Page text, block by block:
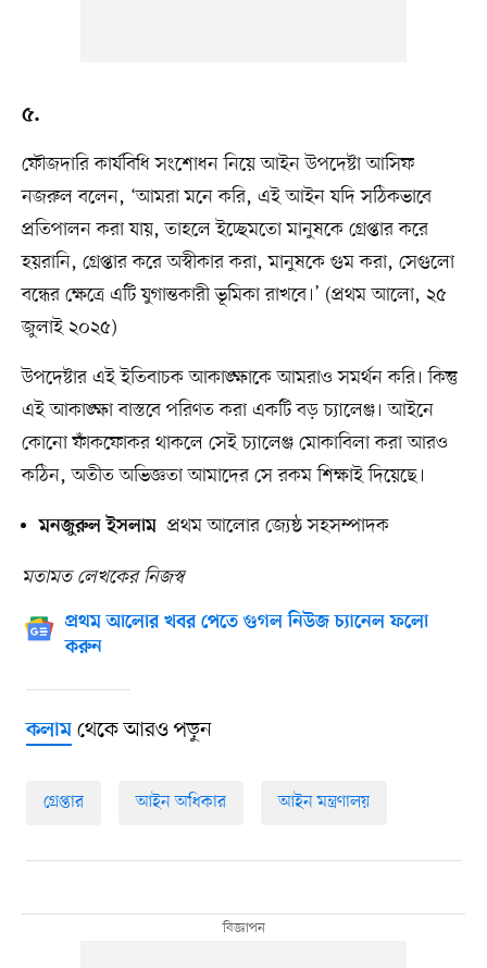
৫.
ফৌজদারি কার্যবিধি সংশোধন নিয়ে আইন উপদেষ্টা আসিফ
নজরুল বলেন, ‘আমরা মনে করি, এই আইন যদি সঠিকভাবে
প্রতিপালন করা যায়, তাহলে ইচ্ছেমতো মানুষকে গ্রেপ্তার করে
হয়রানি, গ্রেপ্তার করে অস্বীকার করা, মানুষকে গুম করা, সেগুলো
বন্ধের ক্ষেত্রে এটি যুগান্তকারী ভূমিকা রাখবে।’ (প্রথম আলো, ২৫
জুলাই ২০২৫)
উপদেষ্টার এই ইতিবাচক আকাঙ্ক্ষাকে আমরাও সমর্থন করি। কিন্তু
এই আকাঙ্ক্ষা বাস্তবে পরিণত করা একটি বড় চ্যালেঞ্জ। আইনে
কোনো ফাঁকফোকর থাকলে সেই চ্যালেঞ্জ মোকাবিলা করা আরও
কঠিন, অতীত অভিজ্ঞতা আমাদের সে রকম শিক্ষাই দিয়েছে।
মনজুরুল ইসলামপ্রথম আলোর জ্যেষ্ঠ সহসম্পাদক
মতামত লেখকের নিজস্ব
প্রথম আলোর খবর পেতে গুগল নিউজ চ্যানেল ফলো
করুন
কলামথেকে আরও পড়ুন
গ্রেপ্তার আইন অধিকার আইন মন্ত্রণালয়